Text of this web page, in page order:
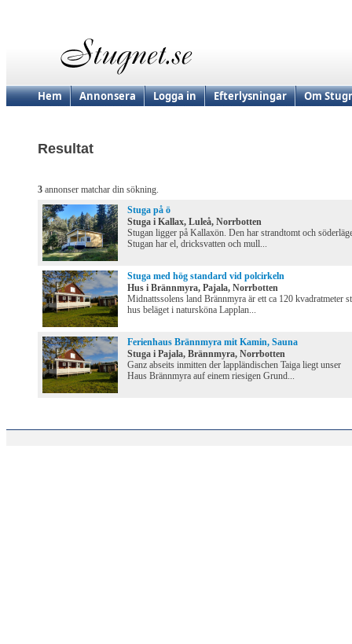
Hem Annonsera Logga in Efterlysningar Om
Resultat
3 annonser matchar din sökning.
Stuga på ö
Stuga i Kallax, Luleå, Norrbotten
Stugan ligger på Kallaxön. Den har strandtomt och
Stugan har el, dricksvatten och mull...
Stuga med hög standard vid polcirkeln
Hus i Brännmyra, Pajala, Norrbotten
Midnattssolens land Brännmyra är ett ca 120 kvadratmeter
hus beläget i natursköna Lapplan...
Ferienhaus Brännmyra mit Kamin, Sauna
Stuga i Pajala, Brännmyra, Norrbotten
Ganz abseits inmitten der lappländischen Taiga liegt unser
Haus Brännmyra auf einem riesigen Grund...